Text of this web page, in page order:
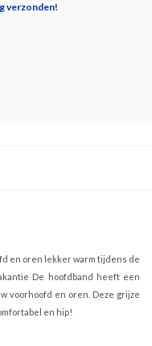
verzonden!
en oren lekker warm tijdens de
De hoofdband heeft een
voorhoofd en oren. Deze grijze
en hip!